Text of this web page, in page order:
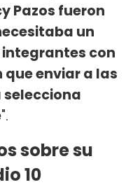
Pazos fueron
un
con
que enviar a las
selecciona
".
sobre su
10